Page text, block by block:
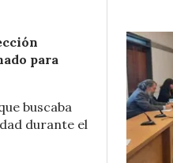
para
buscaba
durante el